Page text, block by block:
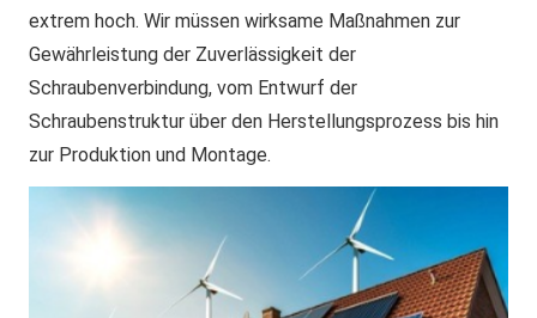
extrem hoch. Wir müssen wirksame Maßnahmen zur
Gewährleistung der Zuverlässigkeit der
Schraubenverbindung, vom Entwurf der
Schraubenstruktur über den Herstellungsprozess bis hin
zur Produktion und Montage.